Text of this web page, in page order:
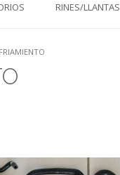
RINES/LLANTAS